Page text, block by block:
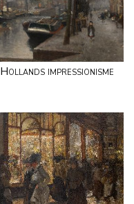
Hollands impressionisme